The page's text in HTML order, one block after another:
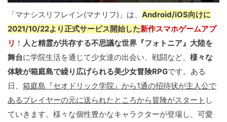
「マナシスリフレイン(マナリフ)」は、 Android/iOS向けに
2021/10/22より正式サービス開始した新作スマホゲームアプ
リ ！ 人と精霊が共存する不思議な世界『フォトニア』大陸を
舞台に学院生活を通じて少女達の出会い、戦闘など、 様々な
体験が箱庭島で繰り広げられる美少女冒険RPGです。ある
日、 箱庭島『セオドリック学院』から1通の招待状が主人公で
あるプレイヤーの元に送られたところから冒険がスタート し
ていきます。様々な個性豊かなキャラクターが登場し、可愛